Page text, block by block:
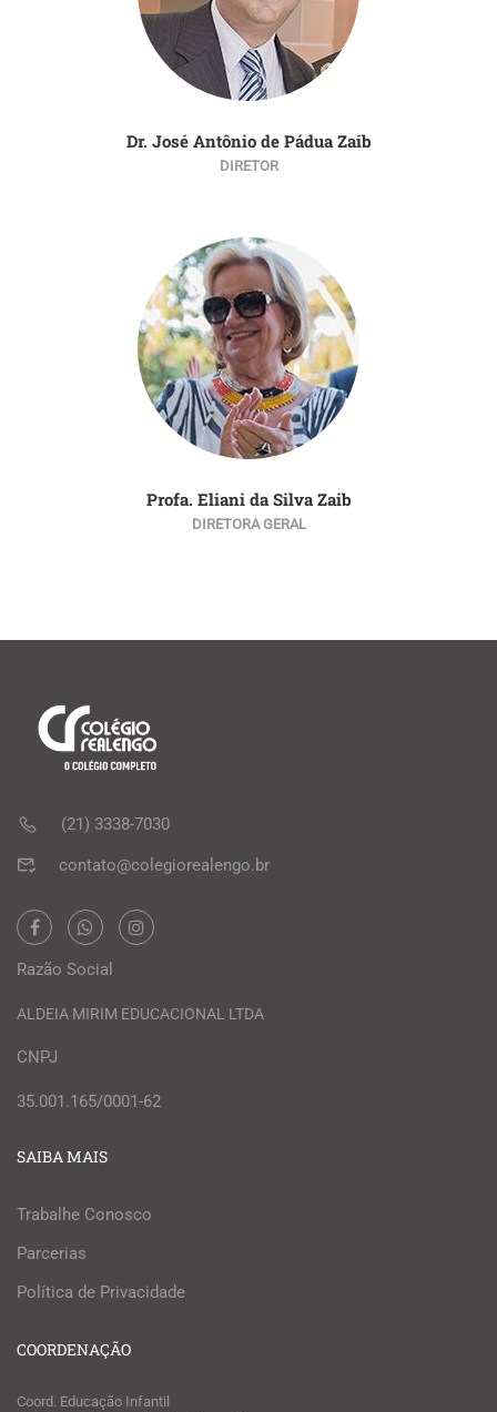
Dr. José Antônio de Pádua Zaib
DIRETOR
Profa. Eliani da Silva Zaib
DIRETORA GERAL
(21) 3338-7030
contato@colegiorealengo.br
Razão Social
ALDEIA MIRIM EDUCACIONAL LTDA
CNPJ
35.001.165/0001-62
SAIBA MAIS
Trabalhe Conosco
Parcerias
Política de Privacidade
COORDENAÇÃO
Coord. Educação Infantil